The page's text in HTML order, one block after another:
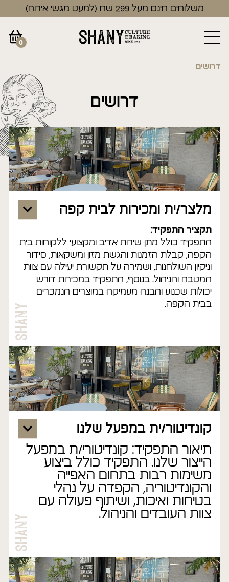
משלוחים חינם מעל 299 שח (למעט מגשי אירוח)
0
דרושים
דרושים
מלצר/ית ומכירות לבית קפה
תקציר התפקיד:
התפקיד כולל מתן שירות אדיב ומקצועי ללקוחות בית
הקפה, קבלת הזמנות והגשת מזון ומשקאות, סידור
וניקיון השולחנות, ושמירה על תקשורת יעילה עם צוות
המטבח והניהול. בנוסף, התפקיד במכירות דורש
יכולות שכנוע והבנה מעמיקה במוצרים הנמכרים
בבית הקפה.
קונדיטור/ית במפעל שלנו
תיאור התפקיד: קונדיטורי/ת במפעל
הייצור שלנו. התפקיד כולל ביצוע
משימות רבות בתחום האפייה
והקונדיטוריה, הקפדה על נהלי
בטיחות ואיכות, ושיתוף פעולה עם
צוות העובדים והניהול.